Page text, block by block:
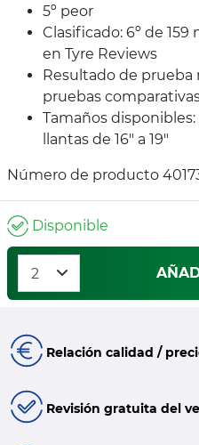
5º peor
Clasificado: 6º de
en Tyre Reviews
Resultado de
pruebas
Tamaños
llantas de 16" a 19"
Número de producto
Disponible
Relación calidad /
Revisión gratuita del